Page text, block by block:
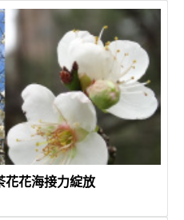
花花海接力綻放